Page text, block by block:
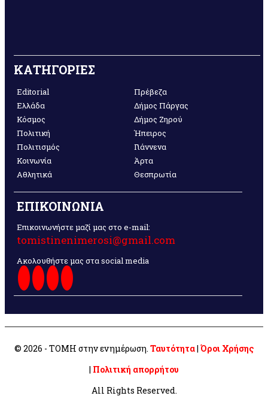
ΚΑΤΗΓΟΡΙΕΣ
Editorial
Ελλάδα
Κόσμος
Πολιτική
Πολιτισμός
Κοινωνία
Αθλητικά
Πρέβεζα
Δήμος Πάργας
Δήμος Ζηρού
Ήπειρος
Γιάννενα
Άρτα
Θεσπρωτία
ΕΠΙΚΟΙΝΩΝΙΑ
Επικοινωνήστε μαζί μας στο e-mail:
tomistinenimerosi@gmail.com
Ακολουθήστε μας στα social media
© 2026 - ΤΟΜΗ στην ενημέρωση. Ταυτότητα| Όροι Χρήσης
| Πολιτική απορρήτου
All Rights Reserved.